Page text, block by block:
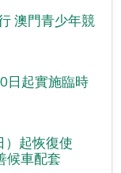
澳門青少年競
起實施臨時
）起恢復使
車配套